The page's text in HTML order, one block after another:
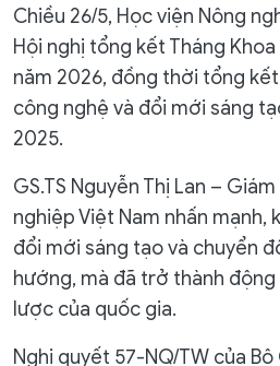
Chiều 26/5, Học viện Nông
Hội nghị tổng kết Tháng
năm 2026, đồng thời tổng
công nghệ và đổi mới sáng
2025.
GS.TS Nguyễn Thị Lan –
nghiệp Việt Nam nhấn mạnh,
đổi mới sáng tạo và chuyển
hướng, mà đã trở thành
lược của quốc gia.
Nghị quyết 57-NQ/TW của